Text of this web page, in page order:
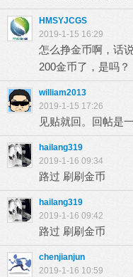
HMSYJCGS
2019-1-15 16:29
怎么挣金币啊，话
200金币了，是吗？
william2013
2019-1-15 17:26
见贴就回。回帖是
hailang319
2019-1-16 09:34
路过 刷刷金币
hailang319
2019-1-16 09:42
路过 刷刷金币
chenjianjun
2019-1-16 10:59